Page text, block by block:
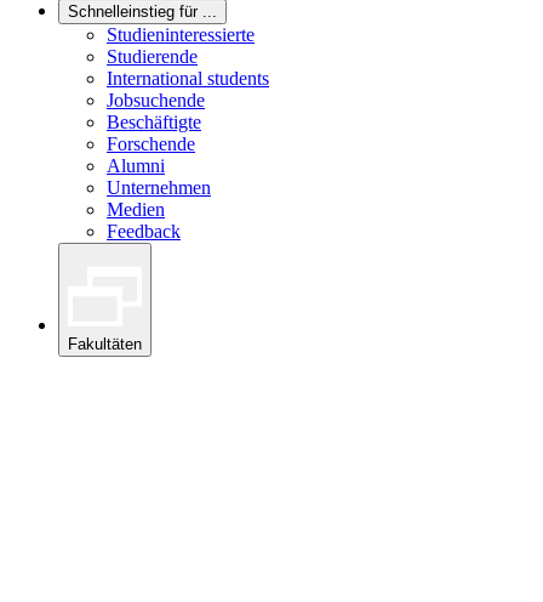
Schnelleinstieg für ...
Studieninteressierte
Studierende
International students
Jobsuchende
Beschäftigte
Forschende
Alumni
Unternehmen
Medien
Feedback
Fakultäten